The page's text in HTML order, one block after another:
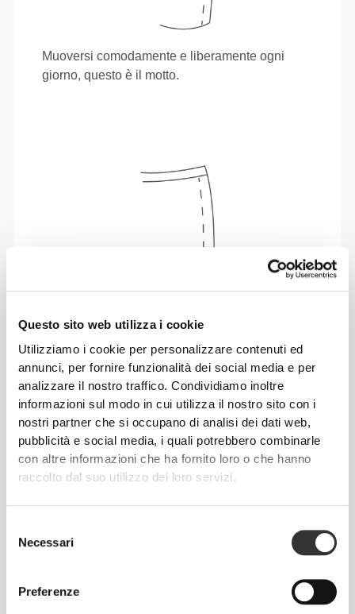
Questo sito web utilizza i cookie
Utilizziamo i cookie per personalizzare contenuti ed
annunci, per fornire funzionalità dei social media e per
analizzare il nostro traffico. Condividiamo inoltre
informazioni sul modo in cui utilizza il nostro sito con i
nostri partner che si occupano di analisi dei dati web,
pubblicità e social media, i quali potrebbero combinarle
con altre informazioni che ha fornito loro o che hanno
raccolto dal suo utilizzo dei loro servizi.
delNecessari
Preferenze
Muoversi comodamente e liberamente ogni
giorno, questo è il motto.
Totale libertà di movimento. La tua vestibilità
comoda e rilassata per un look casual.
TAGLIA CONSIGLIATA IN BASE ALLE TUE
MISURE CORPOREE
cavallo
all'orlo
(cm)/(in)
77